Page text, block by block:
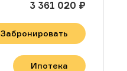
3 361 020 ₽
Забронировать
Ипотека